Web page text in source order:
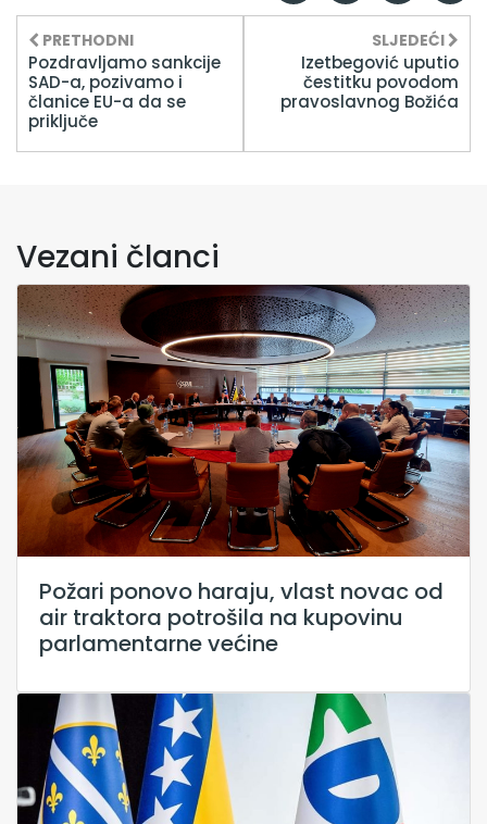
PRETHODNI
Pozdravljamo sankcije
SAD-a, pozivamo i
članice EU-a da se
priključe
SLJEDEĆI
Izetbegović uputio
čestitku povodom
pravoslavnog Božića
Vezani članci
Požari ponovo haraju, vlast novac od
air traktora potrošila na kupovinu
parlamentarne većine